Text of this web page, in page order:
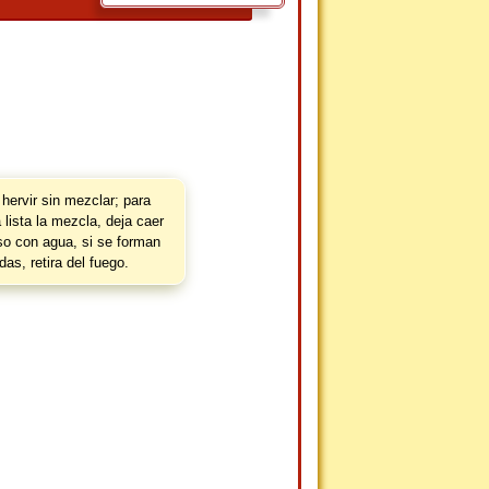
Colima, Hidalgo,
Querétaro y Nayarit.
sin mezclar; para
la mezcla, deja caer
con agua, si se forman
retira del fuego.